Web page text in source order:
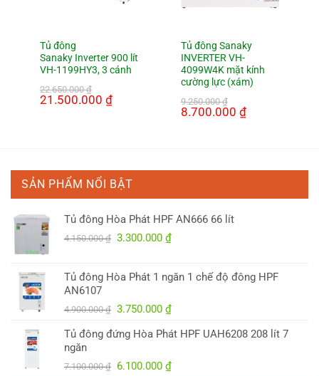
Tủ đông
Sanaky Inverter 900 lít
VH-1199HY3, 3 cánh
22.650.000₫
Giá
gốc
21.500.000 ₫Giá
hiện
Tủ đông Sanaky
INVERTER VH-
4099W4K mặt kính
cường lực (xám)
9.250.000₫
Giá
gốc
8.700.000 ₫Giá
hiện
SẢN PHẨM NỔI BẬT
Tủ đông Hòa Phát HPF AN666 66 lít
4.150.000₫ Giá
4.150.000 ₫.
3.300.000 ₫Giá
là:
Tủ đông Hòa Phát 1 ngăn 1 chế độ đông HPF
AN6107
4.900.000₫ Giá
là:
3.750.000 ₫Giá
tại
3.750.000 ₫.
Tủ đông đứng Hòa Phát HPF UAH6208 208 lít 7
ngăn
7.100.000₫ Giá
6.100.000 ₫Giá